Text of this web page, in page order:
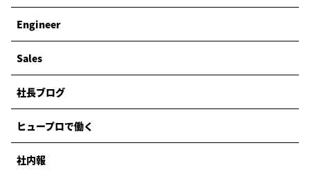
Engineer
Sales
社長ブログ
ヒュープロで働く
社内報